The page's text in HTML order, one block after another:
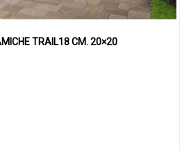
TRAIL18 CM. 20×20